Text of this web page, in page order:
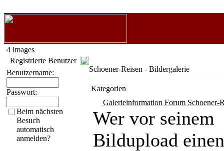
4 images
Registrierte Benutzer
Benutzername:
Passwort:
Beim nächsten
Besuch
automatisch
anmelden?
Schoener-Reisen - Bildergalerie
Kategorien
Galerieinformation Forum Schoener-
Wer vor seinem
Bildupload